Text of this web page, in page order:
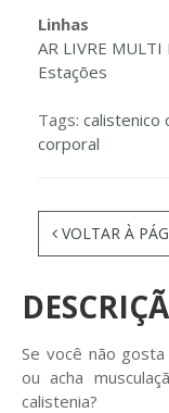
Linhas
AR LIVRE MULTI
Estações
Tags: calistenico
corporal
VOLTAR À
Se você não
ou acha
calistenia?